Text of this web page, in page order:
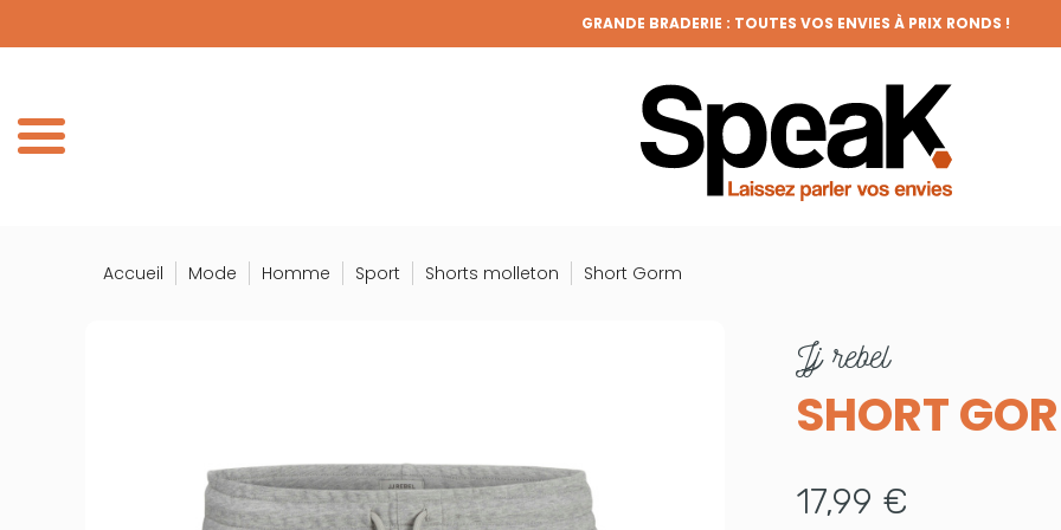
GRANDE BRADERIE : TOUTES VOS ENVIES À PRIX RONDS !
Accueil Mode Homme Sport Shorts molleton Short Gorm
jj rebel
SHORT
17,99 €